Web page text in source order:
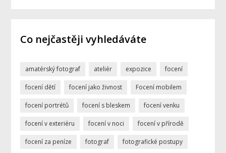
Co nejčastěji vyhledáváte
amatérský fotograf ateliér expozice focení
focení dětí focení jako živnost Focení mobilem
focení portrétů focení s bleskem focení venku
focení v exteriéru focení v noci focení v přírodě
focení za peníze fotograf fotografické postupy